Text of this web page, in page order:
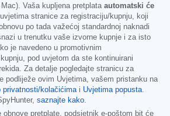
Vaša kupljena pretplata automatski će
stranice za registraciju/kupnju, koji
po tada važećoj standardnoj naknadi
u trenutku vaše izvorne kupnje i za isto
je navedeno u promotivnim
pod uvjetom da ste kontinuirani
Za detalje pogledajte stranicu za
podliježe ovim Uvjetima, vašem pristanku na
privatnosti/kolačićimai Uvjetima popusta.
saznajte kako.
obnove pretplate, podsjetnik e-poštom bit će